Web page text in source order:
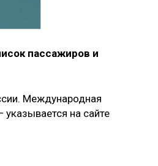
пассажиров и
Международная
на сайте